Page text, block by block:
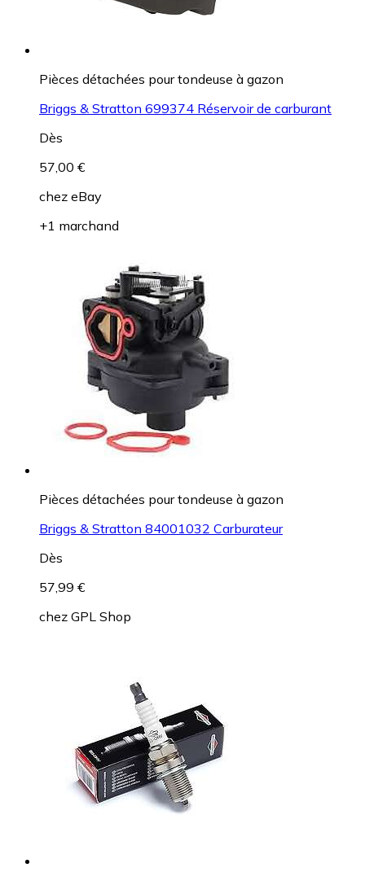
Pièces détachées pour tondeuse à gazon
Briggs & Stratton 699374 Réservoir de carburant
Dès
57,00 €
chez eBay
+1 marchand
Pièces détachées pour tondeuse à gazon
Briggs & Stratton 84001032 Carburateur
Dès
57,99 €
chez GPL Shop